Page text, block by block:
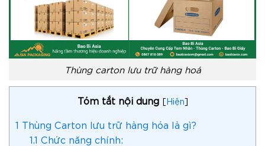
Thùng carton lưu trữ hàng hoá
Tóm tắt nội dung [Hiện]
1 Thùng Carton lưu trữ hàng hóa là gì?
1.1 Chức năng chính: